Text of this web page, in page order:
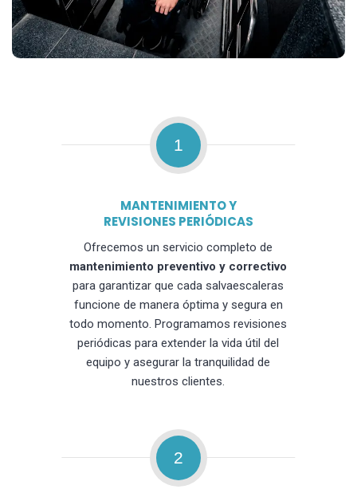
1
MANTENIMIENTO Y
REVISIONES PERIÓDICAS
Ofrecemos un servicio completo de
mantenimiento preventivo y correctivo
para garantizar que cada salvaescaleras
funcione de manera óptima y segura en
todo momento. Programamos revisiones
periódicas para extender la vida útil del
equipo y asegurar la tranquilidad de
nuestros clientes.
2